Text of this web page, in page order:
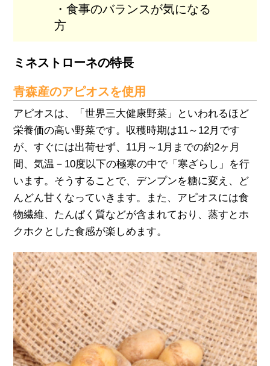
・食事のバランスが気になる
方
ミネストローネの特長
青森産のアピオスを使用
アピオスは、「世界三大健康野菜」といわれるほど
栄養価の高い野菜です。収穫時期は11～12月です
が、すぐには出荷せず、11月～1月までの約2ヶ月
間、気温－10度以下の極寒の中で「寒ざらし」を行
います。そうすることで、デンプンを糖に変え、ど
んどん甘くなっていきます。また、アピオスには食
物繊維、たんぱく質などが含まれており、蒸すとホ
クホクとした食感が楽しめます。